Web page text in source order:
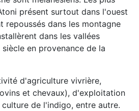
présent surtout dans l'ouest
repoussés dans les montagne
dans les vallées
en provenance de la
d'agriculture vivrière,
et chevaux), d'exploitation
de l'indigo, entre autre.